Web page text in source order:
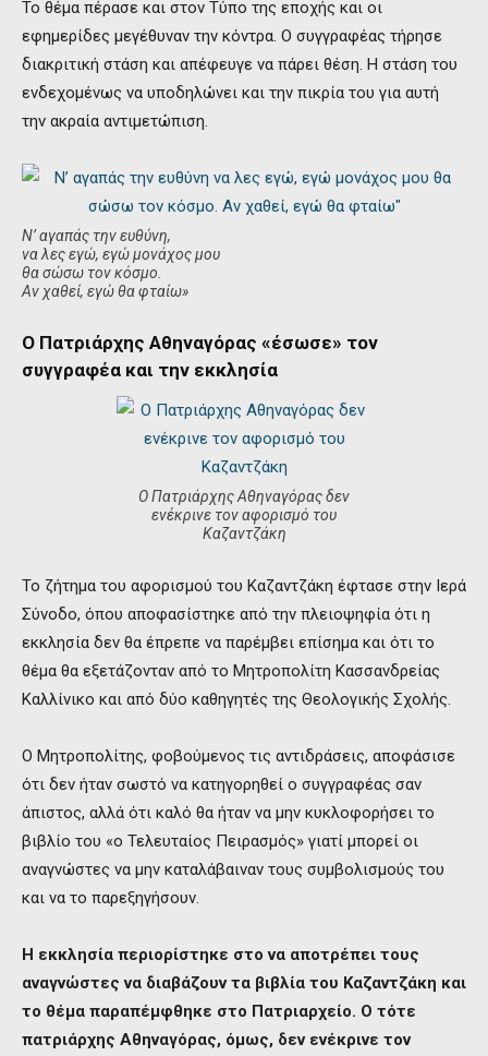
Το θέμα πέρασε και στον Τύπο της εποχής και οι
εφημερίδες μεγέθυναν την κόντρα. Ο συγγραφέας τήρησε
διακριτική στάση και απέφευγε να πάρει θέση. Η στάση του
ενδεχομένως να υποδηλώνει και την πικρία του για αυτή
την ακραία αντιμετώπιση.
Ν’ αγαπάς την ευθύνη,
να λες εγώ, εγώ μονάχος μου
θα σώσω τον κόσμο.
Αν χαθεί, εγώ θα φταίω»
Ο Πατριάρχης Αθηναγόρας «έσωσε» τον
συγγραφέα και την εκκλησία
Ο Πατριάρχης Αθηναγόρας δεν
ενέκρινε τον αφορισμό του
Καζαντζάκη
Το ζήτημα του αφορισμού του Καζαντζάκη έφτασε στην Ιερά
Σύνοδο, όπου αποφασίστηκε από την πλειοψηφία ότι η
εκκλησία δεν θα έπρεπε να παρέμβει επίσημα και ότι το
θέμα θα εξετάζονταν από το Μητροπολίτη Κασσανδρείας
Καλλίνικο και από δύο καθηγητές της Θεολογικής Σχολής.
Ο Μητροπολίτης, φοβούμενος τις αντιδράσεις, αποφάσισε
ότι δεν ήταν σωστό να κατηγορηθεί ο συγγραφέας σαν
άπιστος, αλλά ότι καλό θα ήταν να μην κυκλοφορήσει το
βιβλίο του «ο Τελευταίος Πειρασμός» γιατί μπορεί οι
αναγνώστες να μην καταλάβαιναν τους συμβολισμούς του
και να το παρεξηγήσουν.
Η εκκλησία περιορίστηκε στο να αποτρέπει τους
αναγνώστες να διαβάζουν τα βιβλία του Καζαντζάκη και
το θέμα παραπέμφθηκε στο Πατριαρχείο. Ο τότε
πατριάρχης Αθηναγόρας, όμως, δεν ενέκρινε τον